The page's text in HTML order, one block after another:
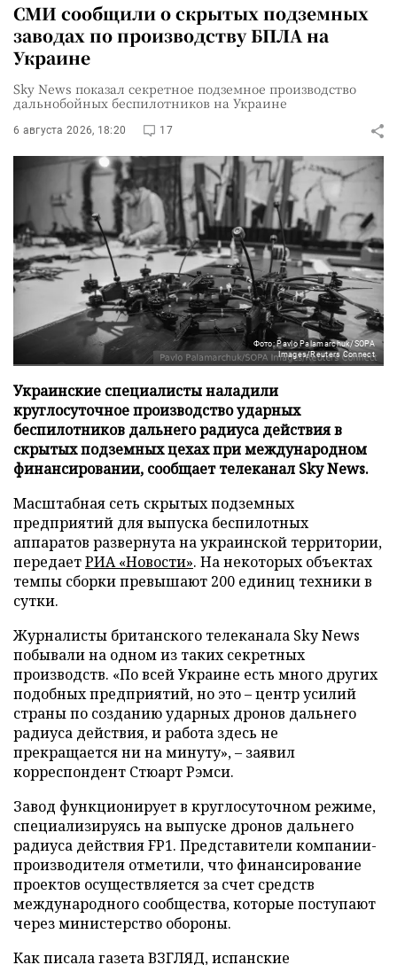
СМИ сообщили о скрытых подземных
заводах по производству БПЛА на
Украине
Sky News показал секретное подземное производство
дальнобойных беспилотников на Украине
6 августа 2026, 18:20 17
Фото: Pavlo Palamarchuk/SOPA
Images/Reuters Connect
Украинские специалисты наладили
круглосуточное производство ударных
беспилотников дальнего радиуса действия в
скрытых подземных цехах при международном
финансировании, сообщает телеканал Sky News.
Масштабная сеть скрытых подземных
предприятий для выпуска беспилотных
аппаратов развернута на украинской территории,
передаетРИА «Новости». На некоторых объектах
темпы сборки превышают 200 единиц техники в
сутки.
Журналисты британского телеканала Sky News
побывали на одном из таких секретных
производств. «По всей Украине есть много других
подобных предприятий, но это – центр усилий
страны по созданию ударных дронов дальнего
радиуса действия, и работа здесь не
прекращается ни на минуту», – заявил
корреспондент Стюарт Рэмси.
Завод функционирует в круглосуточном режиме,
специализируясь на выпуске дронов дальнего
радиуса действия FP1. Представители компании-
производителя отметили, что финансирование
проектов осуществляется за счет средств
международного сообщества, которые поступают
через министерство обороны.
Как писала газета ВЗГЛЯД, испанские